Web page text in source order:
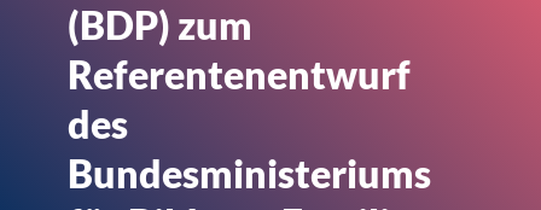
(BDP) zum
Referentenentwurf
des
Bundesministeriums